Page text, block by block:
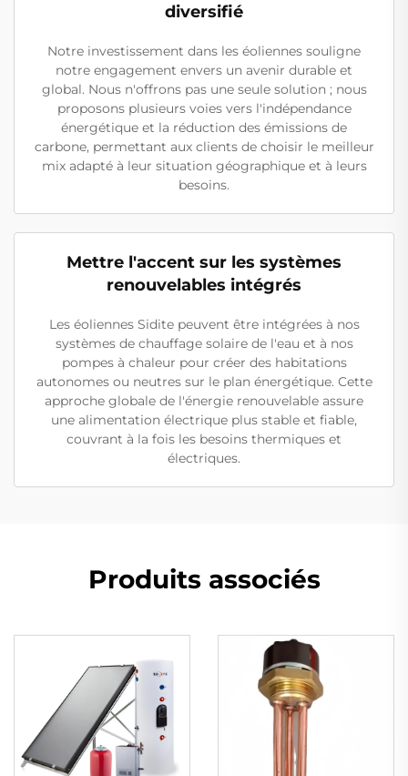
diversifié
Notre investissement dans les éoliennes souligne
notre engagement envers un avenir durable et
global. Nous n'offrons pas une seule solution ; nous
proposons plusieurs voies vers l'indépendance
énergétique et la réduction des émissions de
carbone, permettant aux clients de choisir le meilleur
mix adapté à leur situation géographique et à leurs
besoins.
Mettre l'accent sur les systèmes
renouvelables intégrés
Les éoliennes Sidite peuvent être intégrées à nos
systèmes de chauffage solaire de l'eau et à nos
pompes à chaleur pour créer des habitations
autonomes ou neutres sur le plan énergétique. Cette
approche globale de l'énergie renouvelable assure
une alimentation électrique plus stable et fiable,
couvrant à la fois les besoins thermiques et
électriques.
Produits associés